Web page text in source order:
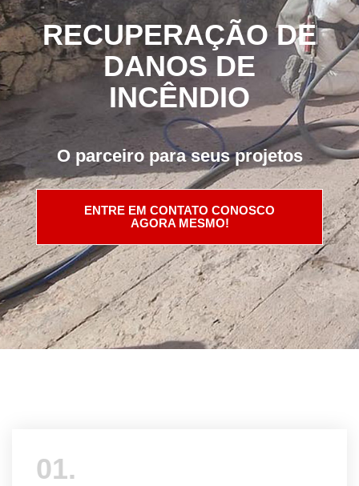
RECUPERAÇÃO DE
DANOS DE
INCÊNDIO
O parceiro para seus projetos
ENTRE EM CONTATO CONOSCO
AGORA MESMO!
01.